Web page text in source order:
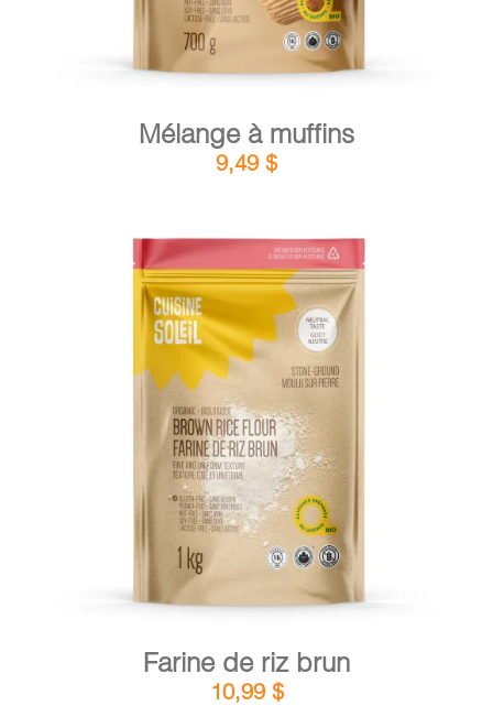
Mélange à muffins
9,49 $
AJOUTER AU PANIER DÉTAILS
Farine de riz brun
10,99 $